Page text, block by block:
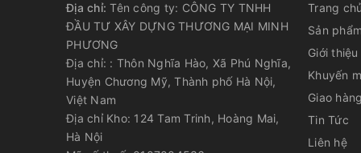
Địa chỉ:Tên công ty: CÔNG TY TNHH
ĐẦU TƯ XÂY DỰNG THƯƠNG MẠI MINH
PHƯƠNG
Địa chỉ: : Thôn Nghĩa Hào, Xã Phú Nghĩa,
Huyện Chương Mỹ, Thành phố Hà Nội,
Việt Nam
Địa chỉ Kho: 124 Tam Trinh, Hoàng Mai,
Hà Nội
Trang chủ
Sản phẩm
Giới thiệu
Khuyến
Giao
Tin Tức
Liên hệ